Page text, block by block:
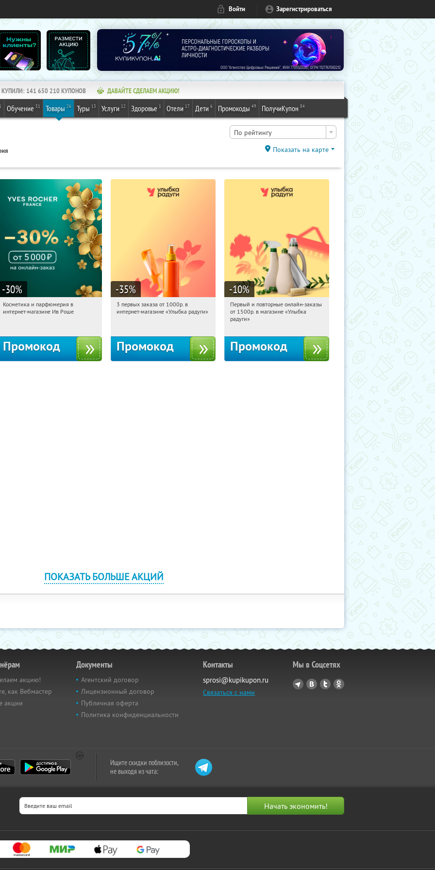
Войти Зарегистрироваться
КУПИЛИ: 141 650 210КУПОНОВ ДАВАЙТЕ СДЕЛАЕМ АКЦИЮ!
1 Обучение 31 Товары 26 Туры 13 Услуги 12 Здоровье 1 Отели 17 Дети 6 Промокоды 49 ПолучиКупон 84
По рейтингу
Показать на карте
-30%
03:05:33 Получили:
Косметика и парфюмерия в
интернет-магазине Ив Роше
Промокод
-35%
03:05:33 Получили:
3 первых заказа от 1000р. в
интернет-магазине «Улыбка радуги»
Промокод
-10%
03:05:33 Получили:1
Россия
Первый и повторные онлайн-заказы
от 1500р. в магазине «Улыбка
радуги»
Промокод
ПОКАЗАТЬ БОЛЬШЕ АКЦИЙ
акцию!
как Вебмастер
акции
Документы
Агентский договор
Лицензионный договор
Публичная оферта
Политика конфиденциальности
Контакты
sprosi@kupikupon.ru
Связаться с нами
Мы в Соцсетях
Ищите скидки поблизости,
не выходя из чата: